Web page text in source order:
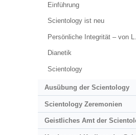
Einführung
Scientology ist neu
Persönliche Integrität – von
Dianetik
Scientology
Ausübung der Scientology
Scientology Zeremonien
Geistliches Amt der